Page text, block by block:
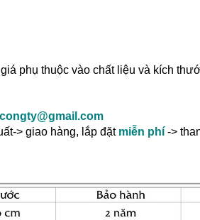
phụ thuộc vào chất liệu và kích
> giao hàng, lắp đặt miễn phí ->